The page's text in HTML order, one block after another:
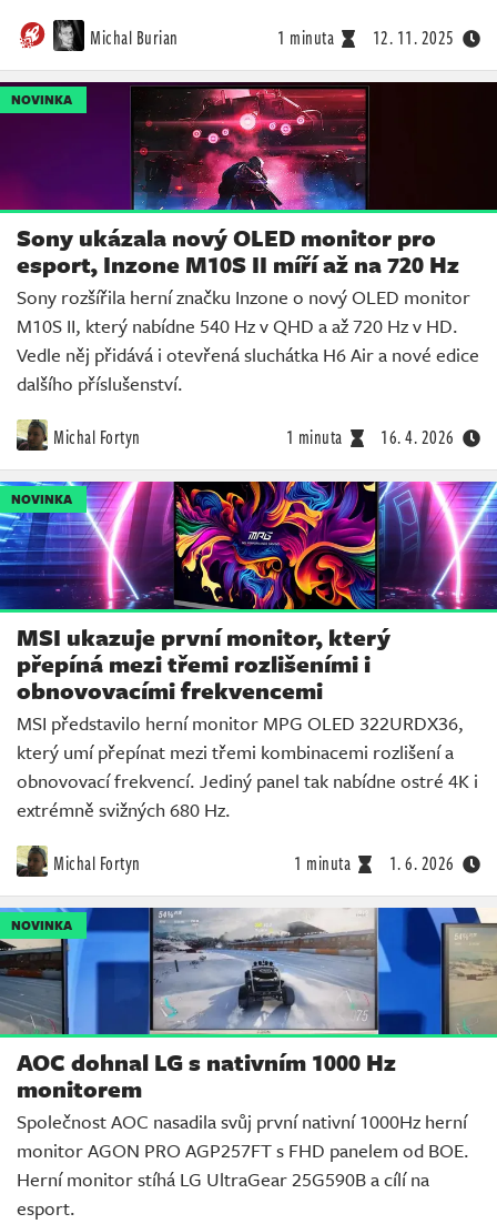
Michal Burian 1 minuta 12. 11. 2025
NOVINKA
Sony ukázala nový OLED monitor pro
esport, Inzone M10S II míří až na 720 Hz
Sony rozšířila herní značku Inzone o nový OLED monitor
M10S II, který nabídne 540 Hz v QHD a až 720 Hz v HD.
Vedle něj přidává i otevřená sluchátka H6 Air a nové edice
dalšího příslušenství.
Michal Fortyn 1 minuta 16. 4. 2026
NOVINKA
MSI ukazuje první monitor, který
přepíná mezi třemi rozlišeními i
obnovovacími frekvencemi
MSI představilo herní monitor MPG OLED 322URDX36,
který umí přepínat mezi třemi kombinacemi rozlišení a
obnovovací frekvencí. Jediný panel tak nabídne ostré 4K i
extrémně svižných 680 Hz.
Michal Fortyn 1 minuta 1. 6. 2026
NOVINKA
AOC dohnal LG s nativním 1000 Hz
monitorem
Společnost AOC nasadila svůj první nativní 1000Hz herní
monitor AGON PRO AGP257FT s FHD panelem od BOE.
Herní monitor stíhá LG UltraGear 25G590B a cílí na
esport.